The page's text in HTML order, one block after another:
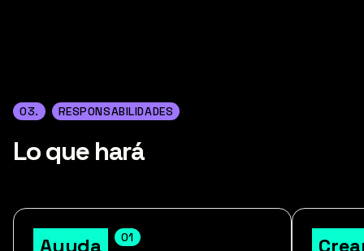
03. RESPONSABILIDADES
Lo que hará
Ayuda 01